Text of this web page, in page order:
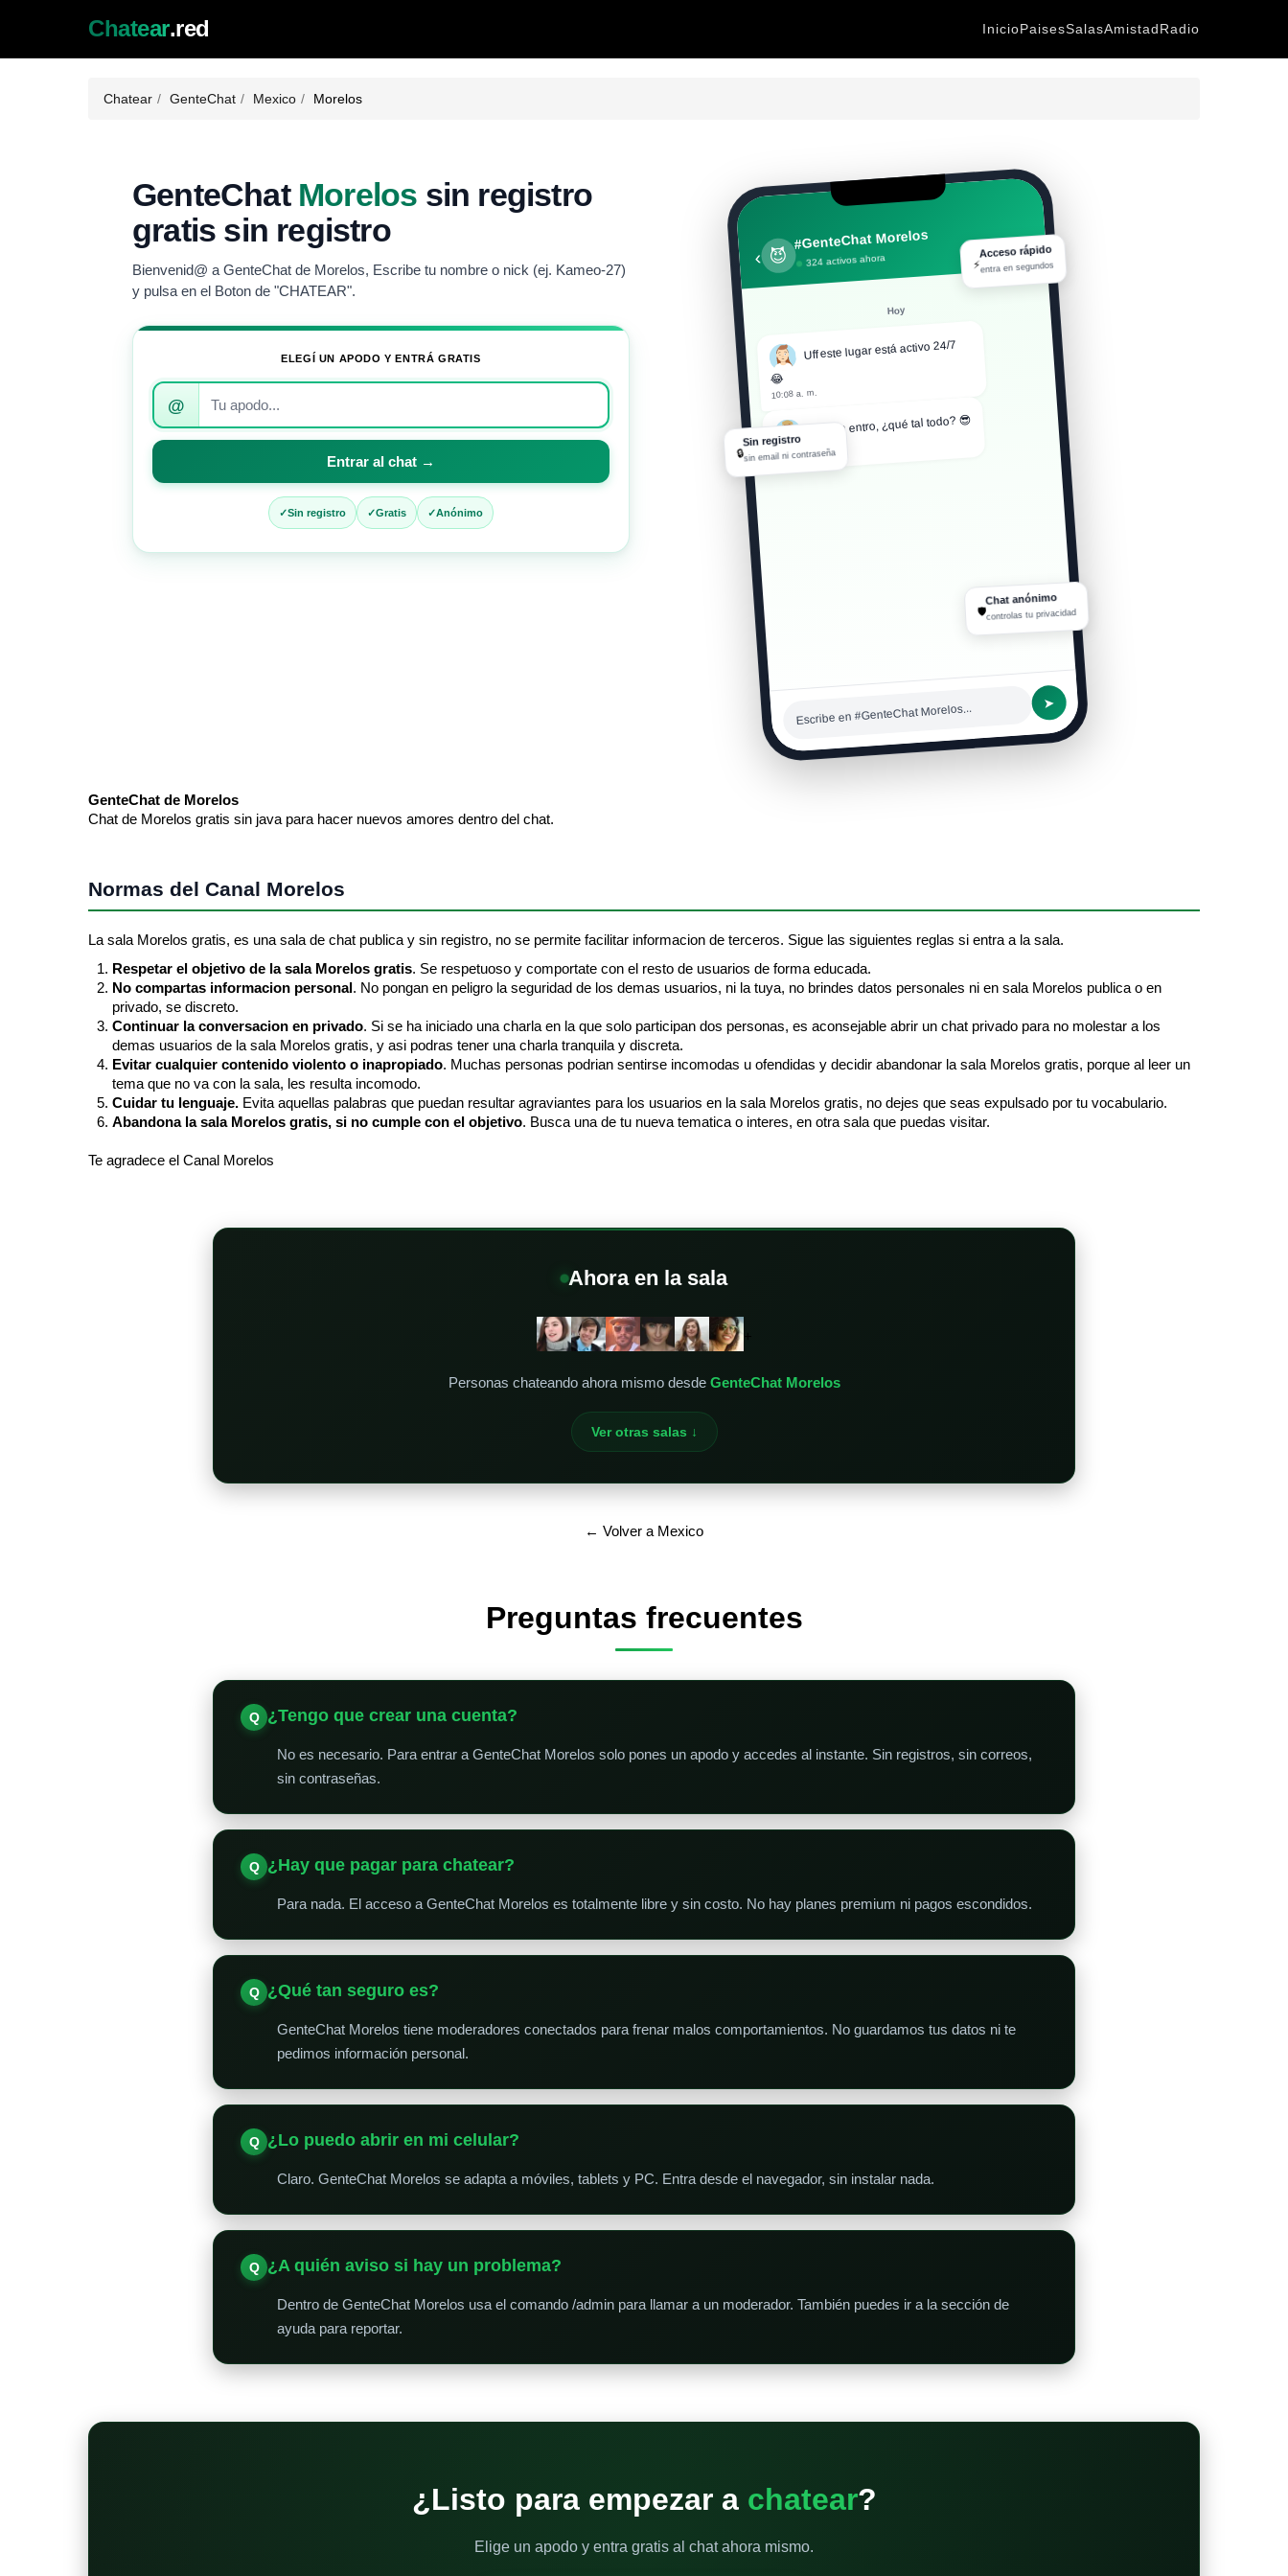
Chatear.red InicioPaisesSalasAmistadRadio
Chatear GenteChat Mexico Morelos
GenteChat Morelos sin registro
gratis sin registro
Bienvenid@ a GenteChat de Morelos, Escribe tu nombre o nick (ej. Kameo-27)
y pulsa en el Boton de "CHATEAR".
ELEGÍ UN APODO Y ENTRÁ GRATIS
Introduce
apodo
para
al
@
Entrar al chat →
Sin registro Gratis Anónimo
‹ 😈
#GenteChat Morelos
324 activos ahora
Hoy
Uff este lugar está activo 24/7
😂
10:08 a. m.
Recién entro, ¿qué tal todo? 😎
10:08 a. m.
Escribe en #GenteChat Morelos... ➤
⚡
Acceso rápido
entra en segundos
🔒
Sin registro
sin email ni contraseña
🛡
Chat anónimo
controlas tu privacidad
GenteChat de Morelos
Chat de Morelos gratis sin java para hacer nuevos amores dentro del chat.
Normas del Canal Morelos
La sala Morelos gratis, es una sala de chat publica y sin registro, no se permite facilitar informacion de terceros. Sigue las siguientes reglas si entra a la sala.
Respetar el objetivo de la sala Morelos gratis. Se respetuoso y comportate con el resto de usuarios de forma educada.
No compartas informacion personal. No pongan en peligro la seguridad de los demas usuarios, ni la tuya, no brindes datos personales ni en sala Morelos publica o en
privado, se discreto.
Continuar la conversacion en privado. Si se ha iniciado una charla en la que solo participan dos personas, es aconsejable abrir un chat privado para no molestar a los
demas usuarios de la sala Morelos gratis, y asi podras tener una charla tranquila y discreta.
Evitar cualquier contenido violento o inapropiado. Muchas personas podrian sentirse incomodas u ofendidas y decidir abandonar la sala Morelos gratis, porque al leer un
tema que no va con la sala, les resulta incomodo.
Cuidar tu lenguaje. Evita aquellas palabras que puedan resultar agraviantes para los usuarios en la sala Morelos gratis, no dejes que seas expulsado por tu vocabulario.
Abandona la sala Morelos gratis, si no cumple con el objetivo. Busca una de tu nueva tematica o interes, en otra sala que puedas visitar.
Te agradece el Canal Morelos
Ahora en la sala
+
Personas chateando ahora mismo desde GenteChat Morelos
Ver otras salas ↓
← Volver a Mexico
Preguntas frecuentes
¿Tengo que crear una cuenta?
No es necesario. Para entrar a GenteChat Morelos solo pones un apodo y accedes al instante. Sin registros, sin correos,
sin contraseñas.
¿Hay que pagar para chatear?
Para nada. El acceso a GenteChat Morelos es totalmente libre y sin costo. No hay planes premium ni pagos escondidos.
¿Qué tan seguro es?
GenteChat Morelos tiene moderadores conectados para frenar malos comportamientos. No guardamos tus datos ni te
pedimos información personal.
¿Lo puedo abrir en mi celular?
Claro. GenteChat Morelos se adapta a móviles, tablets y PC. Entra desde el navegador, sin instalar nada.
¿A quién aviso si hay un problema?
Dentro de GenteChat Morelos usa el comando /admin para llamar a un moderador. También puedes ir a la sección de
ayuda para reportar.
¿Listo para empezar a chatear?
Elige un apodo y entra gratis al chat ahora mismo.